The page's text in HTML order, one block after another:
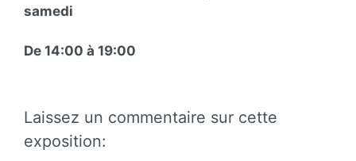
samedi
De 14:00 à 19:00
Laissez un commentaire sur cette
exposition: